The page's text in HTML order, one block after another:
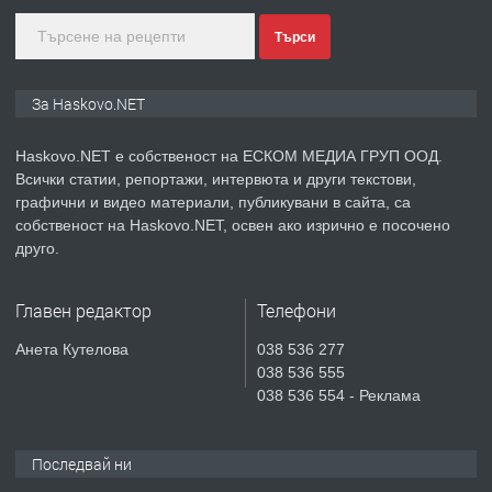
преди 3 дни
ПРЕДЛАГА СГЛОБЯВАНЕ НА МЕБЕЛИ.
№4119 Едностаен обзаведен
Търси
За Haskovo.NET
Haskovo.NET е собственост на ЕСКОМ МЕДИА ГРУП ООД.
Всички статии, репортажи, интервюта и други текстови,
графични и видео материали, публикувани в сайта, са
собственост на Haskovo.NET, освен ако изрично е посочено
друго.
Главен редактор
Анета Кутелова
Телефони
038 536 277
038 536 555
038 536 554 - Реклама
Последвай ни